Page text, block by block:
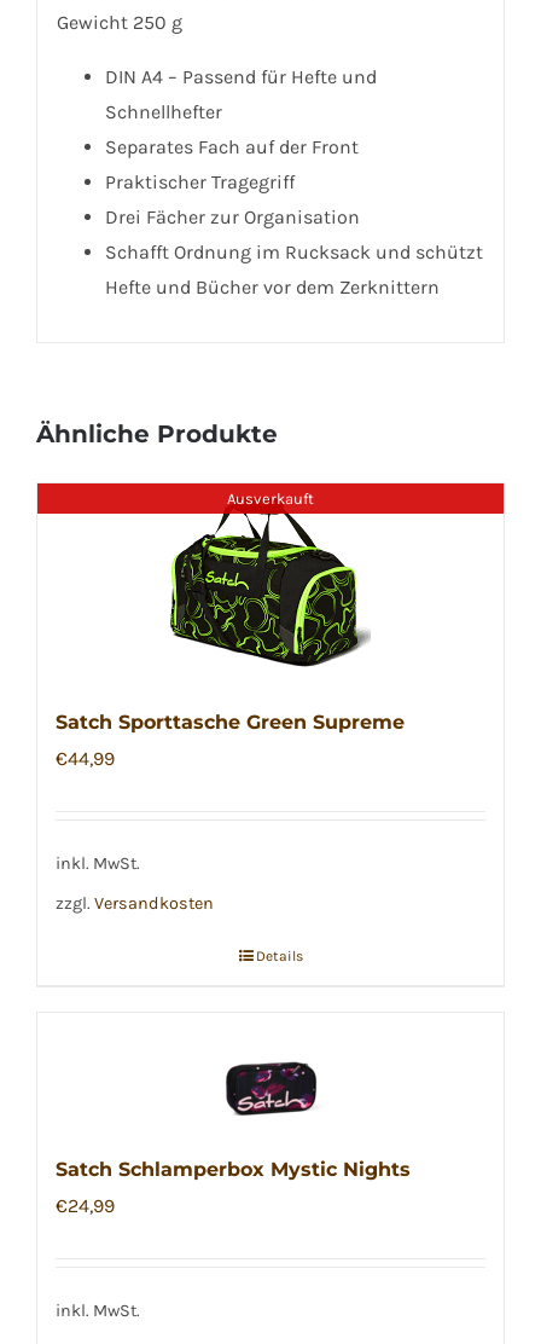
Gewicht 250 g
DIN A4 – Passend für Hefte und
Schnellhefter
Separates Fach auf der Front
Praktischer Tragegriff
Drei Fächer zur Organisation
Schafft Ordnung im Rucksack und schützt
Hefte und Bücher vor dem Zerknittern
Ähnliche Produkte
Ausverkauft
Satch Sporttasche Green Supreme
€44,99
inkl. MwSt.
zzgl. Versandkosten
Details
Satch Schlamperbox Mystic Nights
€24,99
inkl. MwSt.